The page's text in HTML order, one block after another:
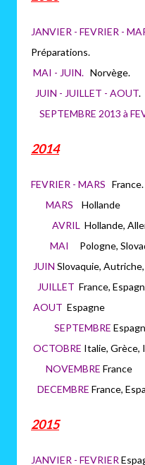
JANVIER - FEVRIER -
MAI - JUIN.
JUIN - JUILLET - AOUT.
SEPTEMBRE 2013 à
2014
FEVRIER - MARS
MARS H
AVRIL Hollande,
MAI
JUIN Slovaquie,
JUILLET
AOUT
SEPTEMBRE
OCTOBRE Italie,
NOVEMBRE
DECEMBRE France,
2015
JANVIER - FEVRIER